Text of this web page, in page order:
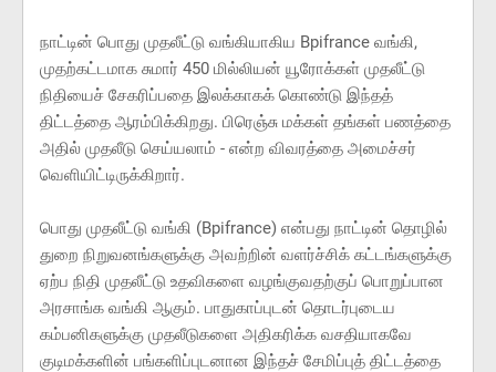
நாட்டின் பொது முதலீட்டு வங்கியாகிய Bpifrance வங்கி,
முதற்கட்டமாக சுமார் 450 மில்லியன் யூரோக்கள் முதலீட்டு
நிதியைச் சேகரிப்பதை இலக்காகக் கொண்டு இந்தத்
திட்டத்தை ஆரம்பிக்கிறது. பிரெஞ்சு மக்கள் தங்கள் பணத்தை
அதில் முதலீடு செய்யலாம் - என்ற விவரத்தை அமைச்சர்
வெளியிட்டிருக்கிறார்.
பொது முதலீட்டு வங்கி (Bpifrance) என்பது நாட்டின் தொழில்
துறை நிறுவனங்களுக்கு அவற்றின் வளர்ச்சிக் கட்டங்களுக்கு
ஏற்ப நிதி முதலீட்டு உதவிகளை வழங்குவதற்குப் பொறுப்பான
அரசாங்க வங்கி ஆகும். பாதுகாப்புடன் தொடர்புடைய
கம்பனிகளுக்கு முதலீடுகளை அதிகரிக்க வசதியாகவே
குடிமக்களின் பங்களிப்புடனான இந்தச் சேமிப்புத் திட்டத்தை